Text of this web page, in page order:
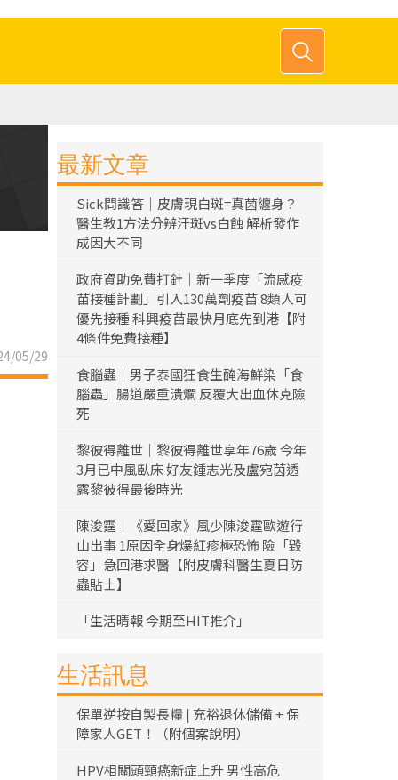
05/29
最新文章
Sick問識答｜皮膚現白斑=真菌纏身？
醫生教1方法分辨汗斑vs白蝕 解析發作
成因大不同
政府資助免費打針｜新一季度「流感疫
苗接種計劃」引入130萬劑疫苗 8類人可
優先接種 科興疫苗最快月底先到港【附
4條件免費接種】
食腦蟲｜男子泰國狂食生醃海鮮染「食
腦蟲」腸道嚴重潰爛 反覆大出血休克險
死
黎彼得離世｜黎彼得離世享年76歲 今年
3月已中風臥床 好友鍾志光及盧宛茵透
露黎彼得最後時光
陳浚霆｜《愛回家》風少陳浚霆歐遊行
山出事 1原因全身爆紅疹極恐怖 險「毀
容」急回港求醫【附皮膚科醫生夏日防
蟲貼士】
「生活晴報 今期至HIT推介」
生活訊息
保單逆按自製長糧 | 充裕退休儲備 + 保
障家人GET！（附個案說明）
HPV相關頭頸癌新症上升 男性高危